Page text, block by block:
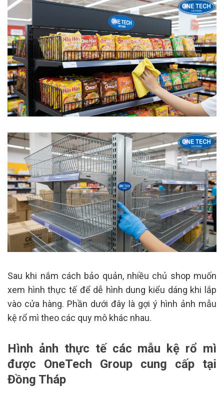
Sau khi nắm cách bảo quản, nhiều chủ shop muốn
xem hình thực tế để dễ hình dung kiểu dáng khi lắp
vào cửa hàng. Phần dưới đây là gợi ý hình ảnh mẫu
kệ rổ mì theo các quy mô khác nhau.
Hình ảnh thực tế các mẫu kệ rổ mì
được OneTech Group cung cấp tại
Đồng Tháp